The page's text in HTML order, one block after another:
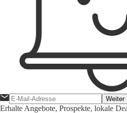
Weiter
Erhalte Angebote, Prospekte, lokale